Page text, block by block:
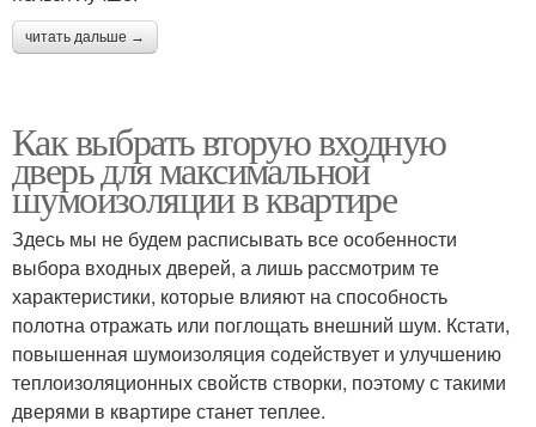
читать дальше →
Как выбрать вторую входную
дверь для максимальной
шумоизоляции в квартире
Здесь мы не будем расписывать все особенности
выбора входных дверей, а лишь рассмотрим те
характеристики, которые влияют на способность
полотна отражать или поглощать внешний шум. Кстати,
повышенная шумоизоляция содействует и улучшению
теплоизоляционных свойств створки, поэтому с такими
дверями в квартире станет теплее.